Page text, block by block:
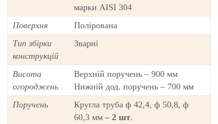
марки AISI 304
Поверхня
Полірована
Тип збірки
конструкцій
Зварні
Висота
огороджень
Верхній поручень – 900 мм
Нижній дод. поручень – 700 мм
Поручень
Кругла труба ф 42,4, ф 50,8, ф
60,3 мм – 2 шт.